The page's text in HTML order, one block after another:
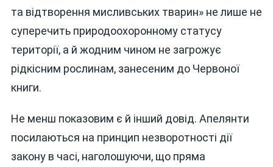
та відтворення мисливських тварин» не лише не
суперечить природоохоронному статусу
території, а й жодним чином не загрожує
рідкісним рослинам, занесеним до Червоної
книги.
Не менш показовим є й інший довід. Апелянти
посилаються на принцип незворотності дії
закону в часі, наголошуючи, що пряма